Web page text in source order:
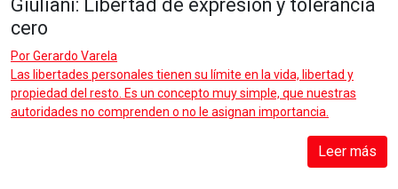
Giuliani: Libertad de expresión y tolerancia
cero
PorGerardo Varela
Las libertades personales tienen su límite en la vida, libertad y
propiedad del resto. Es un concepto muy simple, que nuestras
autoridades no comprenden o no le asignan importancia.
Leer más